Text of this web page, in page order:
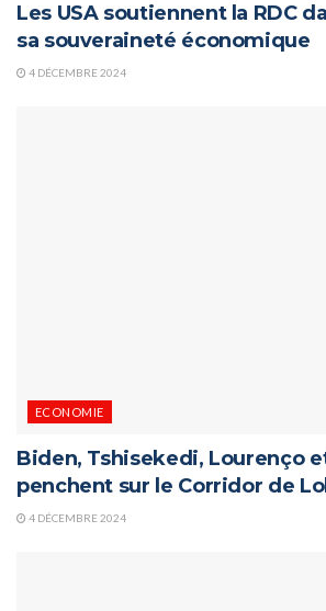
Les USA soutiennent la RDC
sa souveraineté économique
4 DÉCEMBRE 2024
ECONOMIE
Biden, Tshisekedi, Lourenço
penchent sur le Corridor de
4 DÉCEMBRE 2024